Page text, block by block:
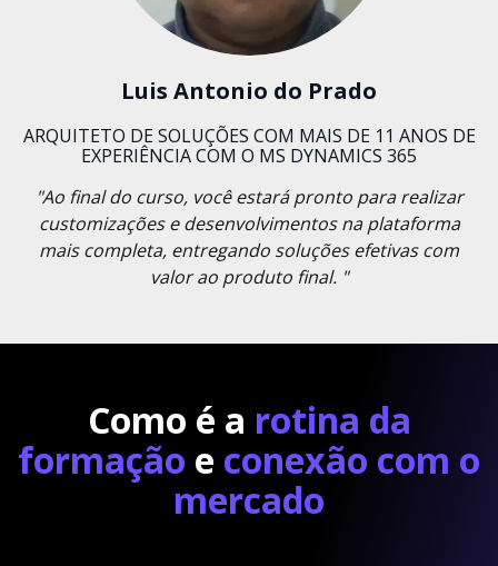
Luis Antonio do Prado
ARQUITETO DE SOLUÇÕES COM MAIS DE 11 ANOS DE
EXPERIÊNCIA COM O MS DYNAMICS 365
"Ao final do curso, você estará pronto para realizar
customizações e desenvolvimentos na plataforma
mais completa, entregando soluções efetivas com
valor ao produto final. "
Como é a rotina da
formação e conexão com o
mercado